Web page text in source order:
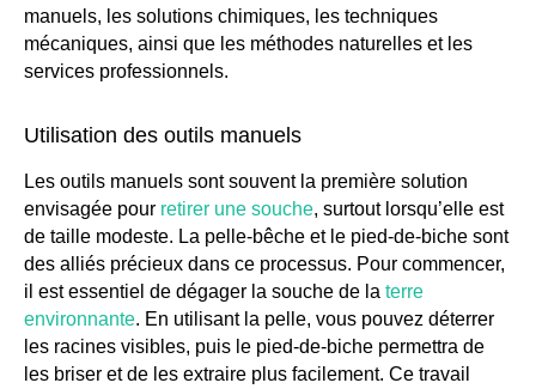
GUIDE JARDIN
ELAGAGE ET
COMPAGNIE
manuels, les solutions chimiques, les techniques
mécaniques, ainsi que les méthodes naturelles et les
services professionnels.
Utilisation des outils manuels
Les outils manuels sont souvent la première solution
envisagée pour retirer une souche, surtout lorsqu’elle est
de taille modeste. La pelle-bêche et le pied-de-biche sont
des alliés précieux dans ce processus. Pour commencer,
il est essentiel de dégager la souche de la terre
environnante. En utilisant la pelle, vous pouvez déterrer
les racines visibles, puis le pied-de-biche permettra de
les briser et de les extraire plus facilement. Ce travail